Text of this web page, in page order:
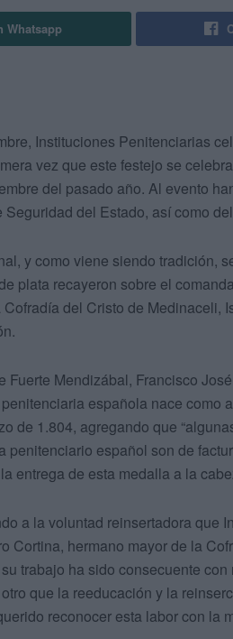
Whatsapp
Instituciones Penitenciarias
vez que este festejo se
del pasado año. Al evento
Seguridad del Estado, así como
y como viene siendo tradición,
plata recayeron sobre el
del Cristo de Medinaceli,
Fuerte Mendizábal, Francisco
española nace como
de 1.804, agregando que
penitenciario español son de
entrega de esta medalla a la
a la voluntad reinsertadora que
Cortina, hermano mayor de la
trabajo ha sido consecuente
que la reeducación y la
reconocer esta labor con la